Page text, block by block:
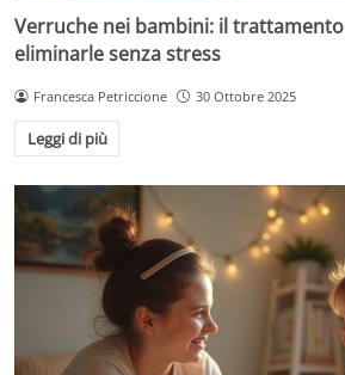
Verruche nei bambini: il
eliminarle senza stress
Francesca Petriccione 30 Ottobre 2025
Leggi di più